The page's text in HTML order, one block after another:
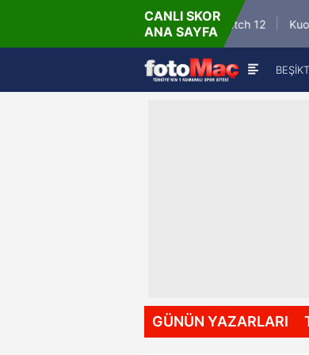
CANLI SKOR
ANA SAYFA
Winner Match 12 Kuopion
GÜNÜN YAZARLARI